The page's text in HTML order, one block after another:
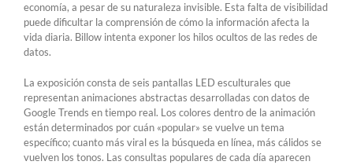
economía, a pesar de su naturaleza invisible. Esta falta de visibilidad
puede dificultar la comprensión de cómo la información afecta la
vida diaria. Billow intenta exponer los hilos ocultos de las redes de
datos.
La exposición consta de seis pantallas LED esculturales que
representan animaciones abstractas desarrolladas con datos de
Google Trends en tiempo real. Los colores dentro de la animación
están determinados por cuán «popular» se vuelve un tema
específico; cuanto más viral es la búsqueda en línea, más cálidos se
vuelven los tonos. Las consultas populares de cada día aparecen